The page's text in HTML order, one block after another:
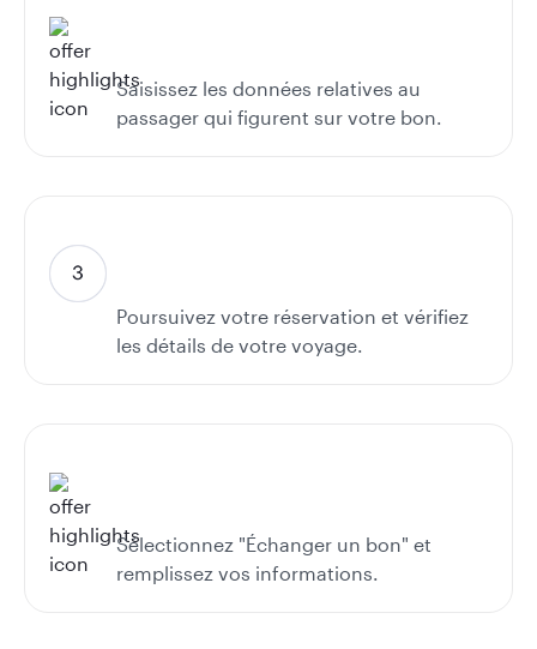
Saisissez les données relatives au
passager qui figurent sur votre bon.
Poursuivez votre réservation et vérifiez
les détails de votre voyage.
Sélectionnez "Échanger un bon" et
remplissez vos informations.